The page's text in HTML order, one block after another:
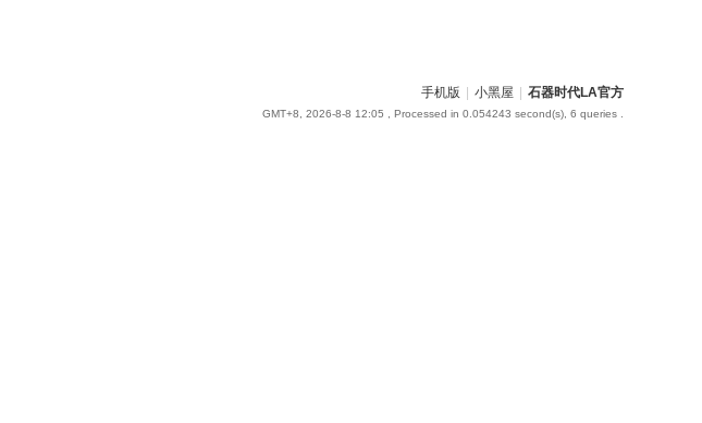
手机版 小黑屋 石器时代LA官方
GMT+8, 2026-8-8 12:05 , Processed in 0.054243 second(s), 6 queries .